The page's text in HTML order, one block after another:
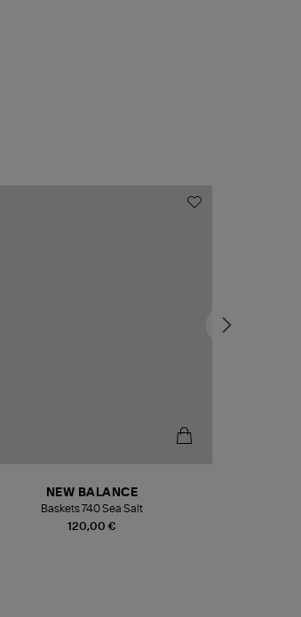
120,00 €
NEW BALANCE
Baskets 740 Sea Salt